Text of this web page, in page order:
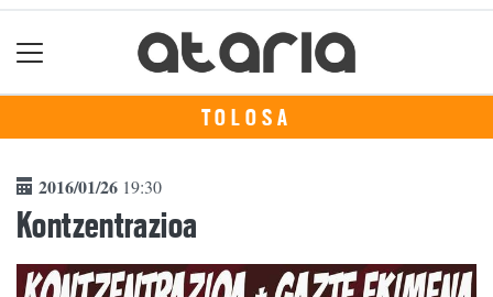
TOLOSA
2016/01/26 19:30
Kontzentrazioa